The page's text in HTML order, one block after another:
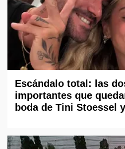
Escándalo total: las
importantes que
boda de Tini Stoessel